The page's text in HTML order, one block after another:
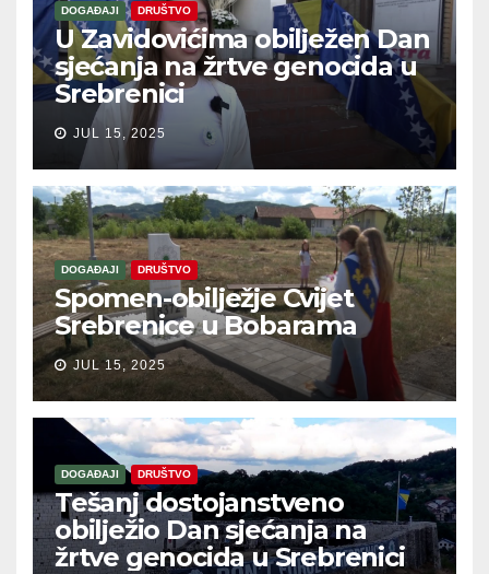
DOGAĐAJI DRUŠTVO
U Zavidovićima obilježen Dan
sjećanja na žrtve genocida u
Srebrenici
JUL 15, 2025
DOGAĐAJI DRUŠTVO
Spomen-obilježje Cvijet
Srebrenice u Bobarama
JUL 15, 2025
DOGAĐAJI DRUŠTVO
Tešanj dostojanstveno
obilježio Dan sjećanja na
žrtve genocida u Srebrenici